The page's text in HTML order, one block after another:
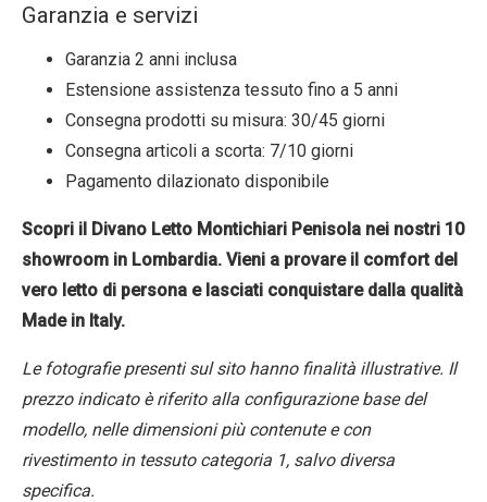
Garanzia e servizi
Garanzia 2 anni inclusa
Estensione assistenza tessuto fino a 5 anni
Consegna prodotti su misura: 30/45 giorni
Consegna articoli a scorta: 7/10 giorni
Pagamento dilazionato disponibile
Scopri il Divano Letto Montichiari Penisola nei nostri 10
showroom in Lombardia. Vieni a provare il comfort del
vero letto di persona e lasciati conquistare dalla qualità
Made in Italy.
Le fotografie presenti sul sito hanno finalità illustrative. Il
prezzo indicato è riferito alla configurazione base del
modello, nelle dimensioni più contenute e con
rivestimento in tessuto categoria 1, salvo diversa
specifica.